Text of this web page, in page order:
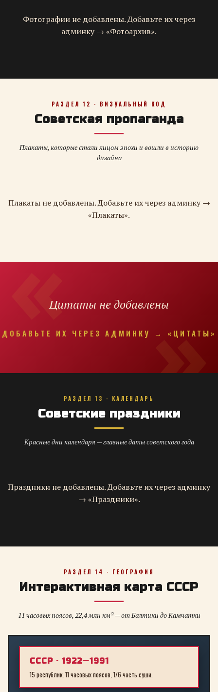
Фотографии не добавлены. Добавьте их через
админку → «Фотоархив».
РАЗДЕЛ 12 · ВИЗУАЛЬНЫЙ КОД
Советская пропаганда
Плакаты, которые стали лицом эпохи и вошли в историю
дизайна
Плакаты не добавлены. Добавьте их через админку →
«Плакаты».
Цитаты не добавлены
ДОБАВЬТЕ ИХ ЧЕРЕЗ АДМИНКУ → «ЦИТАТЫ»
РАЗДЕЛ 13 · КАЛЕНДАРЬ
Советские праздники
Красные дни календаря — главные даты советского года
Праздники не добавлены. Добавьте их через админку
→ «Праздники».
РАЗДЕЛ 14 · ГЕОГРАФИЯ
Интерактивная карта СССР
11 часовых поясов, 22,4 млн км² — от Балтики до Камчатки
СССР · 1922—1991
15 республик, 11 часовых поясов, 1/6 часть суши.